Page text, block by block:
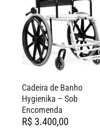
Cadeira de Banho
Hygienika – Sob
Encomenda
R$3.400,00